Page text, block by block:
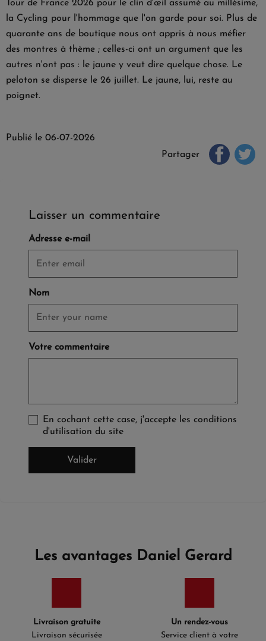
Tour de France 2026 pour le clin d'œil assumé au millésime,
la Cycling pour l'hommage que l'on garde pour soi. Plus de
quarante ans de boutique nous ont appris à nous méfier
des montres à thème ; celles-ci ont un argument que les
autres n'ont pas : le jaune y veut dire quelque chose. Le
peloton se disperse le 26 juillet. Le jaune, lui, reste au
poignet.
Publié le 06-07-2026
Partager
Laisser un commentaire
Adresse e-mail
Nom
Votre commentaire
En cochant cette case, j'accepte les conditions
d'utilisation du site
Valider
Les avantages Daniel Gerard
Livraison gratuite
Livraison sécurisée
Un rendez-vous
Service client à votre